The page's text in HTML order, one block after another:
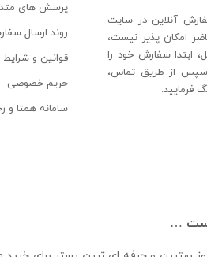
آنلاین در سایت
امکان پذیر نیست،
ابتدا سفارش خود را
سپس از طریق تماس،
فرمایید.
پرسش های
روند ارسال
قوانین و
حریم خصوصی
سامانه همتا و
است …